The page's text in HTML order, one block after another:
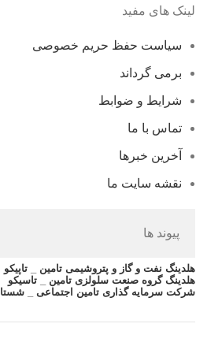
لینک های مفید
سیاست حفظ حریم خصوصی
برمی گرداند
شرایط و ضوابط
تماس با ما
آخرین خبرها
نقشه سایت ما
پیوند ها
هلدینگ نفت و گاز و پتروشیمی تامین _ تاپیکو
هلدینگ گروه صنعت سلولزی تامین _ تاسیکو
شرکت سرمایه گذاری تامین اجتماعی _ شستا